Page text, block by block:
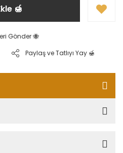
🍯
Gönder 🐝
Paylaş ve Tatlıyı Yay 🍯